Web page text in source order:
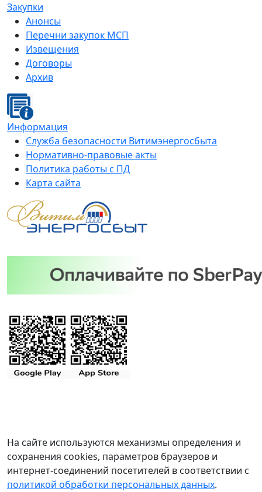
Закупки
Анонсы
Перечни закупок МСП
Извещения
Договоры
Архив
Информация
Служба безопасности Витимэнергосбыта
Нормативно-правовые акты
Политика работы с ПД
Карта сайта
На сайте используются механизмы определения и
сохранения cookies, параметров браузеров и
интернет-соединений посетителей в соответствии с
политикой обработки персональных данных.